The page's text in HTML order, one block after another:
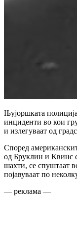
Њујоршката
инциденти во кои
и излегуваат од
Според
од Бруклин и Квинс
шахти, се спуштаат
појавуваат по
— реклама —